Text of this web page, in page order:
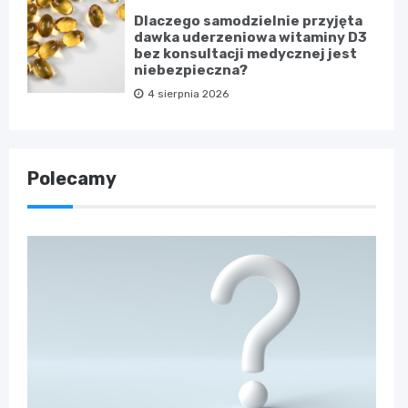
Dlaczego samodzielnie przyjęta
dawka uderzeniowa witaminy D3
bez konsultacji medycznej jest
niebezpieczna?
4 sierpnia 2026
Polecamy